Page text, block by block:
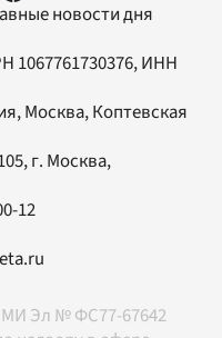
новости дня
1067761730376, ИНН
Москва, Коптевская
, г. Москва,
12
Эл № ФС77-67642